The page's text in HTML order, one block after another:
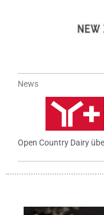
News
Open Country Dairy